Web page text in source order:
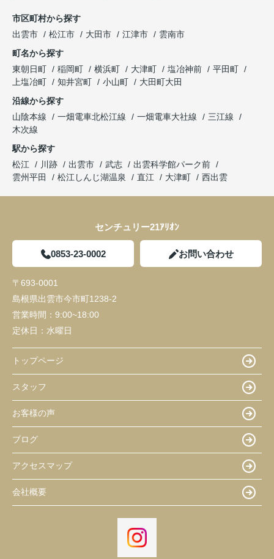
市区町村から探す
出雲市
松江市 大田市 江津市
雲南市
町名から探す
東朝日町
稲岡町 横浜町 大津町 塩冶神前
平田町
上塩冶町
知井宮町 小山町
大田町大田
沿線から探す
山陰本線
一畑電車北松江線 一畑電車大社線
三江線
木次線
駅から探す
松江
川跡 出雲市 武志
出雲科学館パーク前
雲州平田
松江しんじ湖温泉 直江 大津町 西出雲
センチュリー21ｱﾘｵﾝ
0853-23-0002 お問い合わせ
〒693-0001
島根県出雲市今市町1238-2
営業時間： 9:00~18:00
定休日： 水曜日
トップページ
スタッフ
お客様の声
ブログ
アクセスマップ
会社概要